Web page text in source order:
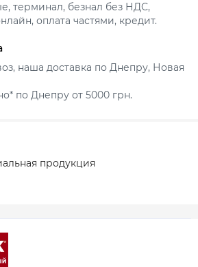
терминал, безнал без НДС,
оплата частями, кредит.
наша доставка по Днепру, Новая
по Днепру от 5000 грн.
продукция